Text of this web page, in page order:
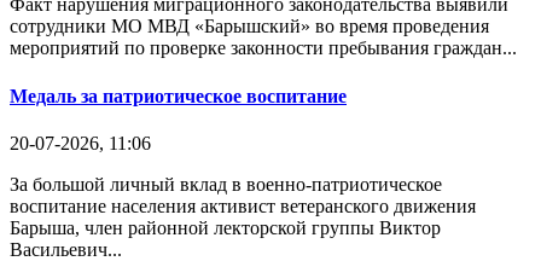
Факт нарушения миграционного законодательства выявили
сотрудники МО МВД «Барышский» во время проведения
мероприятий по проверке законности пребывания граждан...
Медаль за патриотическое воспитание
20-07-2026, 11:06
За большой личный вклад в военно-патриотическое
воспитание населения активист ветеранского движения
Барыша, член районной лекторской группы Виктор
Васильевич...